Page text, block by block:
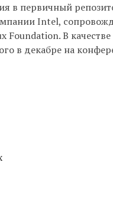
в первичный
Intel,
В
в декабре на